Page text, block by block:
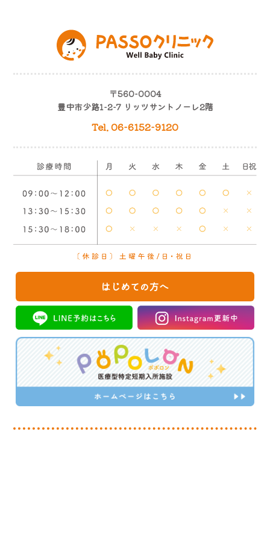
〒560-0004
豊中市少路1-2-7 リッツサントノーレ2階
Tel. 06-6152-9120
はじめての方へ